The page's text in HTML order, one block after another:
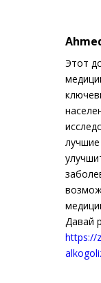
Этот
Давай
https://